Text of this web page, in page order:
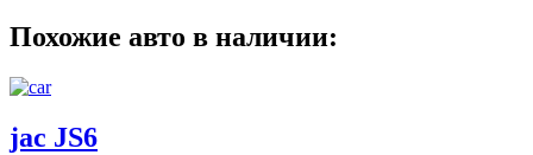
Похожие авто в наличии:
jac JS6